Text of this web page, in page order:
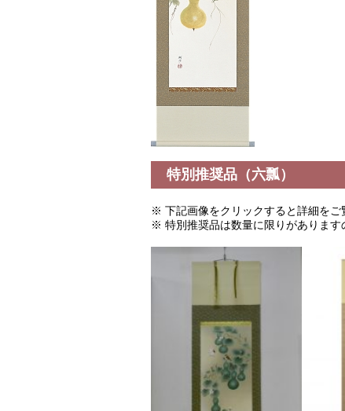
特別推奨品（六瓢）
※ 下記画像をクリックすると詳細をご
※ 特別推奨品は数量に限りがあります